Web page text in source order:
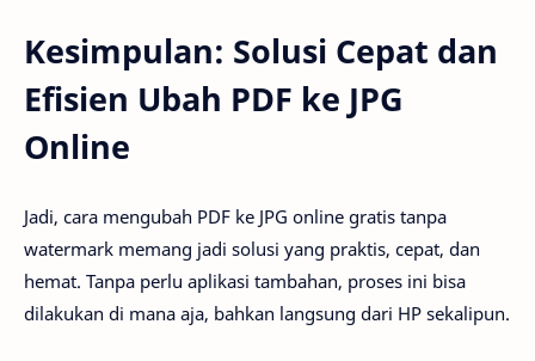
Kesimpulan: Solusi Cepat dan
Efisien Ubah PDF ke JPG
Online
Jadi, cara mengubah PDF ke JPG online gratis tanpa
watermark memang jadi solusi yang praktis, cepat, dan
hemat. Tanpa perlu aplikasi tambahan, proses ini bisa
dilakukan di mana aja, bahkan langsung dari HP sekalipun.